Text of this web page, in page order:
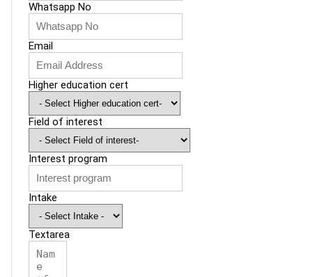
Whatsapp No
Email
Higher education cert
Field of interest
Interest program
Intake
Textarea